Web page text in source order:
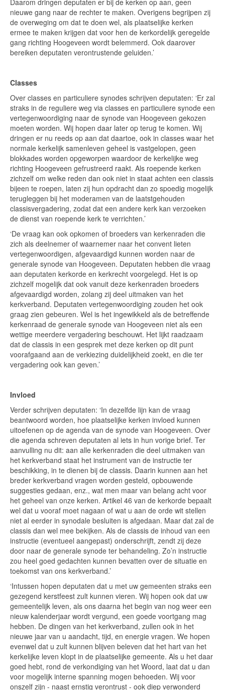
Daarom dringen deputaten er bij de kerken op aan, geen
nieuwe gang naar de rechter te maken. Overigens begrijpen zij
de overweging om dat te doen wel, als plaatselijke kerken
ermee te maken krijgen dat voor hen de kerkordelijk geregelde
gang richting Hoogeveen wordt belemmerd. Ook daarover
bereiken deputaten verontrustende geluiden.’
Classes
Over classes en particuliere synodes schrijven deputaten: ‘Er zal
straks in de reguliere weg via classes en particuliere synode een
vertegenwoordiging naar de synode van Hoogeveen gekozen
moeten worden. Wij hopen daar later op terug te komen. Wij
dringen er nu reeds op aan dat daartoe, ook in classes waar het
normale kerkelijk samenleven geheel is vastgelopen, geen
blokkades worden opgeworpen waardoor de kerkelijke weg
richting Hoogeveen gefrustreerd raakt. Als roepende kerken
zichzelf om welke reden dan ook niet in staat achten een classis
bijeen te roepen, laten zij hun opdracht dan zo spoedig mogelijk
terugleggen bij het moderamen van de laatstgehouden
classisvergadering, zodat dat een andere kerk kan verzoeken
de dienst van roepende kerk te verrichten.’
‘De vraag kan ook opkomen of broeders van kerkenraden die
zich als deelnemer of waarnemer naar het convent lieten
vertegenwoordigen, afgevaardigd kunnen worden naar de
generale synode van Hoogeveen. Deputaten hebben die vraag
aan deputaten kerkorde en kerkrecht voorgelegd. Het is op
zichzelf mogelijk dat ook vanuit deze kerkenraden broeders
afgevaardigd worden, zolang zij deel uitmaken van het
kerkverband. Deputaten vertegenwoordiging zouden het ook
graag zien gebeuren. Wel is het ingewikkeld als de betreffende
kerkenraad de generale synode van Hoogeveen niet als een
wettige meerdere vergadering beschouwt. Het lijkt raadzaam
dat de classis in een gesprek met deze kerken op dit punt
voorafgaand aan de verkiezing duidelijkheid zoekt, en die ter
vergadering ook kan geven.’
Invloed
Verder schrijven deputaten: ‘In dezelfde lijn kan de vraag
beantwoord worden, hoe plaatselijke kerken invloed kunnen
uitoefenen op de agenda van de synode van Hoogeveen. Over
die agenda schreven deputaten al iets in hun vorige brief. Ter
aanvulling nu dit: aan alle kerkenraden die deel uitmaken van
het kerkverband staat het instrument van de instructie ter
beschikking, in te dienen bij de classis. Daarin kunnen aan het
breder kerkverband vragen worden gesteld, opbouwende
suggesties gedaan, enz., wat men maar van belang acht voor
het geheel van onze kerken. Artikel 46 van de kerkorde bepaalt
wel dat u vooraf moet nagaan of wat u aan de orde wit stellen
niet al eerder in synodale besluiten is afgedaan. Maar dat zal de
classis dan wel mee bekijken. Als de classis de inhoud van een
instructie (eventueel aangepast) onderschrijft, zendt zij deze
door naar de generale synode ter behandeling. Zo’n instructie
zou heel goed gedachten kunnen bevatten over de situatie en
toekomst van ons kerkverband.’
‘Intussen hopen deputaten dat u met uw gemeenten straks een
gezegend kerstfeest zult kunnen vieren. Wij hopen ook dat uw
gemeentelijk leven, als ons daarna het begin van nog weer een
nieuw kalenderjaar wordt vergund, een goede voortgang mag
hebben. De dingen van het kerkverband, zullen ook in het
nieuwe jaar van u aandacht, tijd, en energie vragen. We hopen
evenwel dat u zult kunnen blijven beleven dat het hart van het
kerkelijke leven klopt in de plaatselijke gemeente. Als u het daar
goed hebt, rond de verkondiging van het Woord, laat dat u dan
voor mogelijk interne spanning mogen behoeden. Wij voor
onszelf zijn - naast ernstig verontrust - ook diep verwonderd